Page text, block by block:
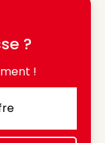
?
!
cette offre